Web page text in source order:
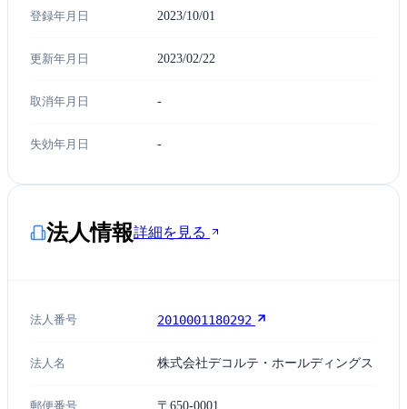
登録年月日 2023/10/01
更新年月日 2023/02/22
取消年月日 -
失効年月日 -
法人情報詳細を見る
法人番号 2010001180292
法人名 株式会社デコルテ・ホールディングス
郵便番号 〒650-0001